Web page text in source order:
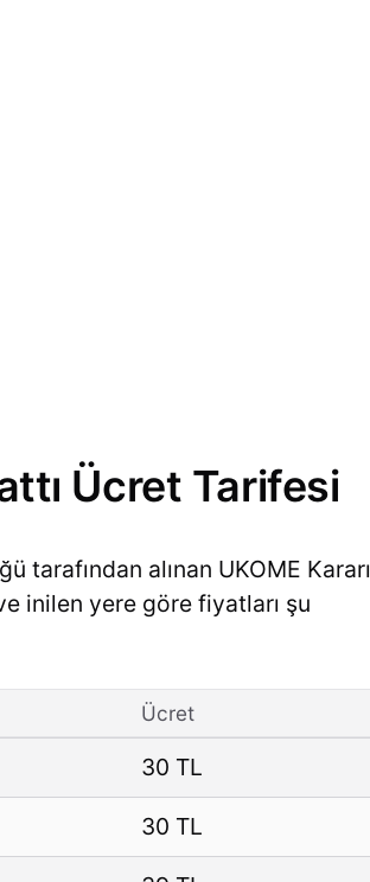
Ücret Tarifesi
tarafından alınan UKOME Kararı
inilen yere göre fiyatları şu
Ücret
30 TL
30 TL